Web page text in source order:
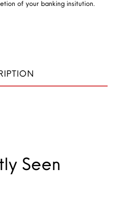
of your banking insitution.
Seen